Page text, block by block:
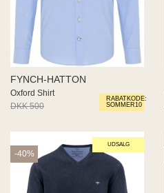
RABATKODE:
SOMMER10
FYNCH-HATTON
Oxford Shirt
DKK 500
DKK 300
UDSALG
-40%